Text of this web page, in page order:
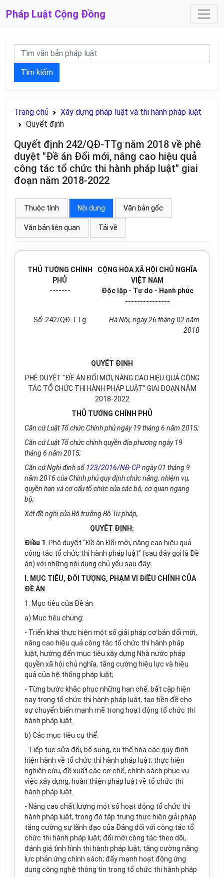
Pháp Luật Cộng Đồng
Tìm kiếm
Trang chủ
Xây dựng pháp luật và thi hành pháp luật
Quyết định
Quyết định 242/QĐ-TTg năm 2018 về phê
duyệt "Đề án Đổi mới, nâng cao hiệu quả
công tác tổ chức thi hành pháp luật" giai
đoạn năm 2018-2022
Thuộc tính Nội dung Văn bản gốc
Văn bản liên quan Tải về
THỦ TƯỚNG CHÍNH
PHỦ
-------
CỘNG HÒA XÃ HỘI CHỦ NGHĨA
VIỆT NAM
Độc lập - Tự do - Hạnh phúc
---------------
Số: 242/QĐ-TTg
Hà Nội, ngày 26 tháng 02 năm
2018
QUYẾT ĐỊNH
PHÊ DUYỆT "ĐỀ ÁN ĐỔI MỚI, NÂNG CAO HIỆU QUẢ CÔNG
TÁC TỔ CHỨC THI HÀNH PHÁP LUẬT" GIAI ĐOẠN NĂM
2018-2022
THỦ TƯỚNG CHÍNH PHỦ
Căn cứ Luật Tổ chức Chính phủ ngày19 tháng 6 năm 2015;
Căn cứ Luật Tổ chức chính quyền địa phương ngày 19
tháng 6 năm 2015;
Căn cứ Nghị định số 123/2016/NĐ-CPngày 01 tháng 9
năm 2016 của Chính phủ quy định chức năng, nhiệm vụ,
quyền hạn và cơ cấu tổ chức của các bộ, cơ quan ngang
bộ;
Xét đề nghị của Bộ trưởng Bộ Tư pháp,
QUYẾT ĐỊNH:
Điều 1
. Phê duyệt “Đề án Đổi mới, nâng cao hiệu quả
công tác tổ chức thi hành pháp luật” (sau đây gọi là Đề
án) với những nội dung chủ yếu sau đây:
I. MỤC TIÊU, ĐỐ I TƯỢNG, PHẠM VI ĐIỀU CHỈNH CỦA
ĐỀ ÁN
1. Mục tiêu của Đề án
a) Mục tiêu chung:
- Triển khai thực hiện một số giải pháp cơ bản đổi mới,
nâng cao hiệu quả công tác tổ chức thi hành pháp
luật, hướng đến mục tiêu xây dựng Nhà nước pháp
quyền xã hội chủ nghĩa, tăng cường hiệu lực và hiệu
quả của hệ thống pháp luật;
- Từng bước khắc phục những hạn chế, bất cập hiện
nay trong tổ chức thi hành pháp luật, tạo tiền đề cho
sự chuyển biến mạnh mẽ trong hoạt động tổ chức thi
hành pháp luật.
b) Các mục tiêu cụ thể:
- Tiếp tục sửa đổi, bổ sung, cụ thể hóa các quy định
hiện hành về tổ chức thi hành pháp luật; thực hiện
nghiên cứu, đề xuất các cơ chế, chính sách phục vụ
việc xây dựng, hoàn thiện pháp luật về tổ chức thi
hành pháp luật.
- Nâng cao chất lượng một số hoạt động tổ chức thi
hành pháp luật, trong đó tập trung thực hiện giải pháp
tăng cường sự lãnh đạo của Đảng đối với công tác tổ
chức thi hành pháp luật; đổi mới công tác theo dõi,
đánh giá tình hình thi hành pháp luật; tăng cường năng
lực phản ứng chính sách; đẩy mạnh hoạt động ứng
dụng công nghệ thông tin trong tổ chức thi hành pháp